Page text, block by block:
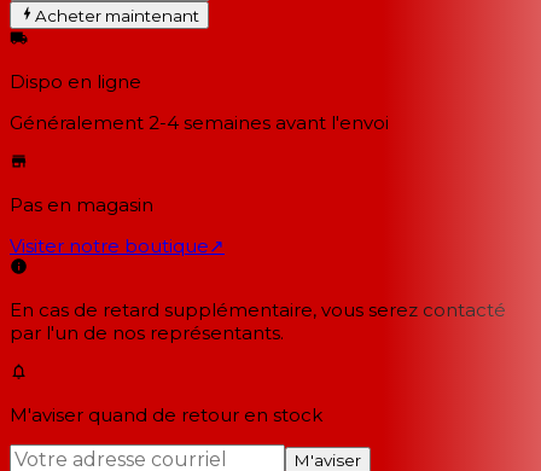
Acheter maintenant
Dispo en ligne
Généralement 2-4 semaines avant l'envoi
Pas en magasin
Visiter notre boutique↗
En cas de retard supplémentaire, vous serez contacté
par l'un de nos représentants.
M'aviser quand de retour en stock
M'aviser